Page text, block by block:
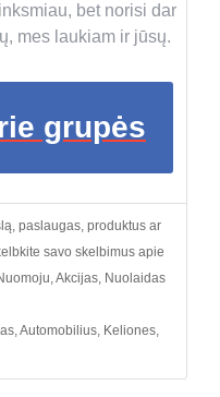
bet norisi dar
mes laukiam ir jūsų.
grupės
paslaugas, produktus ar
savo skelbimus apie
Akcijas, Nuolaidas
Automobilius, Keliones,